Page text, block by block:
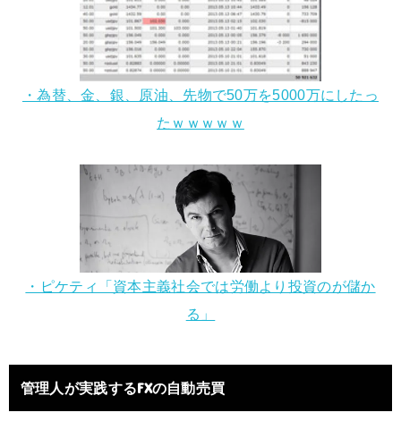
・為替、金、銀、原油、先物で50万を5000万にしたっ
たｗｗｗｗｗ
・ピケティ「資本主義社会では労働より投資のが儲か
る」
管理人が実践するFXの自動売買